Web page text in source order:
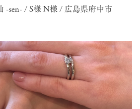
二人とも一目惚れ / 仙 -sen- / S様 N様 / 広島県府中市